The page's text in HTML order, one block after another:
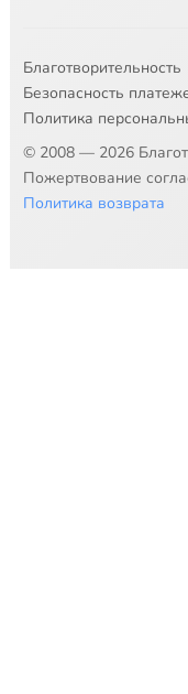
Благотворительность
Безопасность
Политика
© 2008 — 2026
Пожертвование
Политика возврата